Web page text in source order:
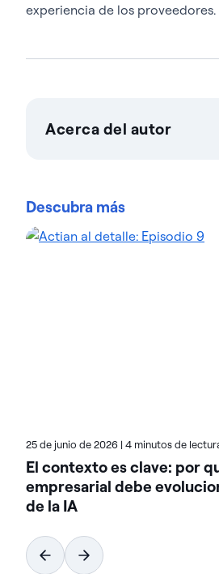
experiencia de los proveedores.
Acerca del autor
organizaciones confían en las
optimizar entornos de datos
Descubra más
25 de junio de 2026 | 4 minutos de
El contexto es clave: por
empresarial debe
de la IA